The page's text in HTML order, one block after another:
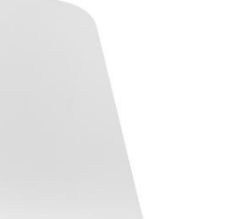
- Thon Senter Kanebogen
5, 9411 Harstad